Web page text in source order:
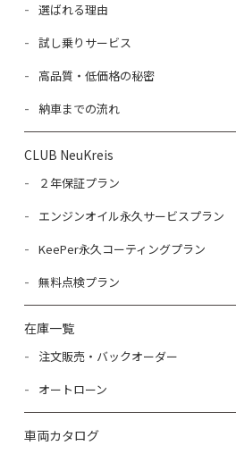
選ばれる理由
試し乗りサービス
高品質・低価格の秘密
納車までの流れ
CLUB NeuKreis
２年保証プラン
エンジンオイル永久サービスプラン
KeePer永久コーティングプラン
無料点検プラン
在庫一覧
注文販売・バックオーダー
オートローン
車両カタログ